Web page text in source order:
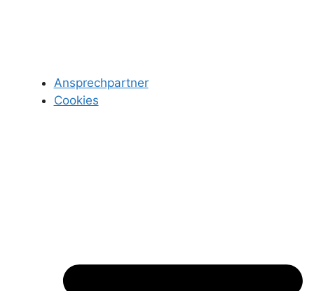
Ansprechpartner
Cookies